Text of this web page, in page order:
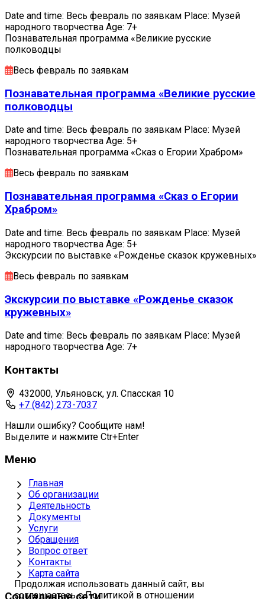
Date and time: Весь февраль по заявкам Place: Музей
народного творчества Age: 7+
Познавательная программа «Великие русские
полководцы
Весь февраль по заявкам
Познавательная программа «Великие русские
полководцы
Date and time: Весь февраль по заявкам Place: Музей
народного творчества Age: 5+
Познавательная программа «Сказ о Егории Храбром»
Весь февраль по заявкам
Познавательная программа «Сказ о Егории
Храбром»
Date and time: Весь февраль по заявкам Place: Музей
народного творчества Age: 5+
Экскурсии по выставке «Рожденье сказок кружевных»
Весь февраль по заявкам
Экскурсии по выставке «Рожденье сказок
кружевных»
Date and time: Весь февраль по заявкам Place: Музей
народного творчества Age: 7+
Контакты
432000, Ульяновск, ул. Спасская 10
+7 (842) 273-7037
Нашли ошибку? Сообщите нам!
Выделите и нажмите Ctr+Enter
Меню
Главная
Об организации
Деятельность
Документы
Услуги
Обращения
Вопрос ответ
Контакты
Карта сайта
Продолжая использовать данный сайт, вы
соглашаетесь с Политикой в отношении